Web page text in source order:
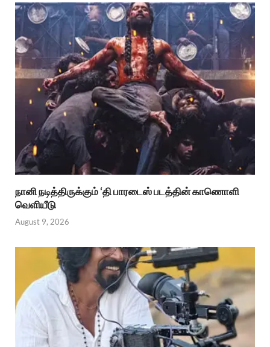
நானி நடித்திருக்கும் ‘தி பாரடைஸ் படத்தின் காணொளி
வெளியீடு
August 9, 2026